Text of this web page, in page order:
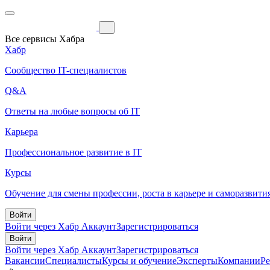
Все сервисы Хабра
Хабр
Сообщество IT-специалистов
Q&A
Ответы на любые вопросы об IT
Карьера
Профессиональное развитие в IT
Курсы
Обучение для смены профессии, роста в карьере и
Войти
Войти через Хабр АккаунтЗарегистрироваться
Войти
Войти через Хабр АккаунтЗарегистрироваться
ВакансииСпециалистыКурсы и обучениеЭкспертыКомпании